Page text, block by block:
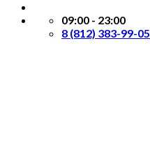
09:00 - 23:00
8 (812) 383-99-05